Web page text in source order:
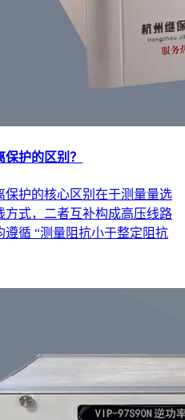
护的区别？
保护的核心区别在于测量量选
方式，二者互补构成高压线路
循 “测量阻抗小于整定阻抗